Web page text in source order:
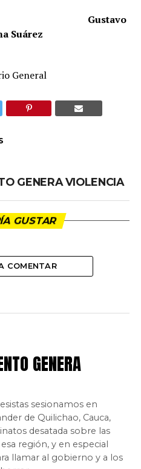
Gustavo
Suárez
General
GENERA VIOLENCIA
GUSTAR
COMENTAR
GENERA
sesionamos en
de Quilichao, Cauca,
desatada sobre las
región, y en especial
llamar al gobierno y a los